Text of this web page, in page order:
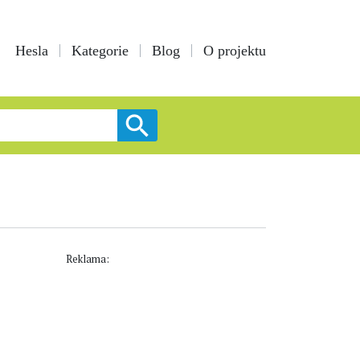
Hesla Kategorie Blog O projektu
Reklama: